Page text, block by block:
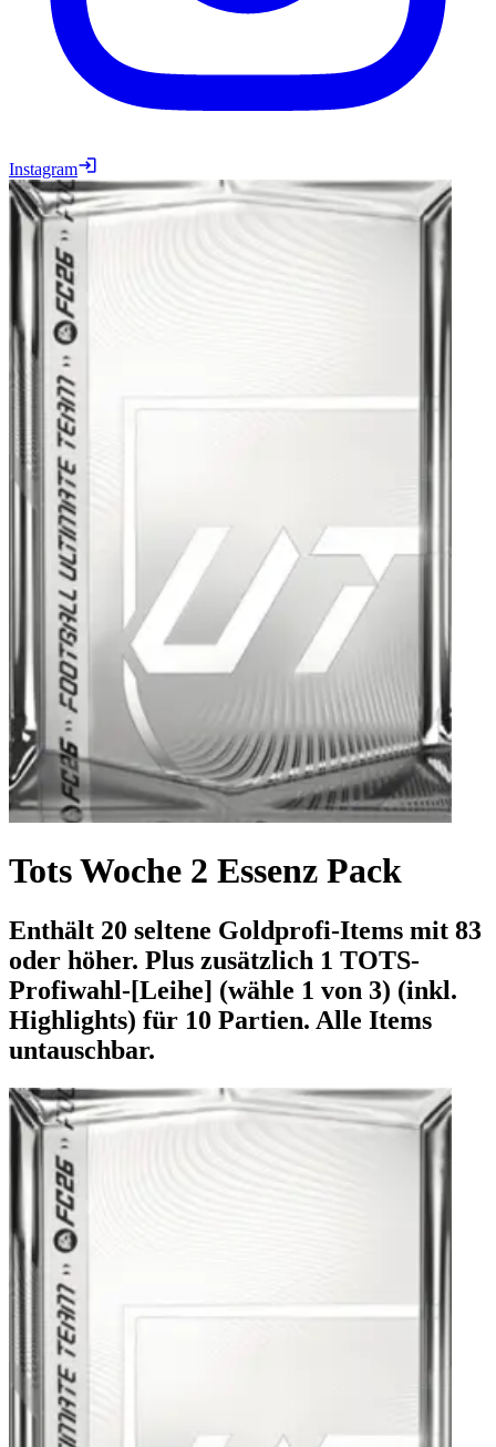
Instagram
Tots Woche 2 Essenz Pack
Enthält 20 seltene Goldprofi-Items mit 83
oder höher. Plus zusätzlich 1 TOTS-
Profiwahl-[Leihe] (wähle 1 von 3) (inkl.
Highlights) für 10 Partien. Alle Items
untauschbar.